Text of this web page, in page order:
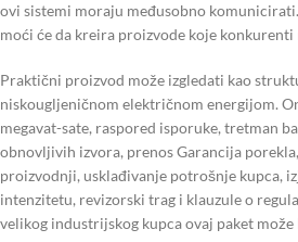
ovi sistemi moraju međusobno
moći će da kreira proizvode koje
Praktični proizvod može izgledati kao
niskougljeničnom električnom energijom.
megavat-sate, raspored isporuke, tretman
obnovljivih izvora, prenos Garancija
proizvodnji, usklađivanje potrošnje kupca,
intenzitetu, revizorski trag i klauzule o
velikog industrijskog kupca ovaj paket